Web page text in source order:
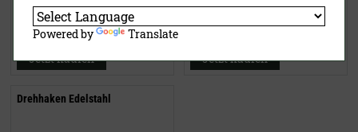
inklusive MwSt.exkl.
Versandkosten
Jetzt kaufen Jetzt kaufen
Drehhaken Edelstahl
Powered by Translate